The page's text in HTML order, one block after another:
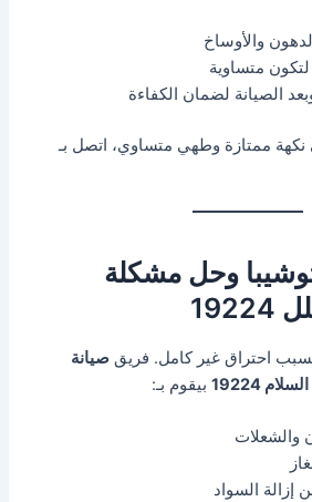
والأوساخ
متساوية
الصيانة لضمان الكفاءة
نكهة ممتازة وطهي متساوي، اتصل بـ
توشيبا وحل مشكلة
بسبب احتراق غير كامل. فريقصيانة
19224
بيقوم بـ:
والشعلات
إزالة السواد